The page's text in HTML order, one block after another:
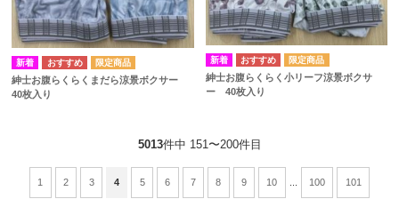
紳士お腹らくらくまだら涼景ボクサー
40枚入り
紳士お腹らくらく小リーフ涼景ボクサ
ー 40枚入り
5013件中 151〜200件目
1 2 3 4 5 6 7 8 9 10 100 101